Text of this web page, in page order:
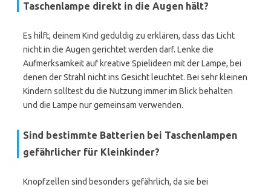
Taschenlampe direkt in die Augen hält?
Es hilft, deinem Kind geduldig zu erklären, dass das Licht
nicht in die Augen gerichtet werden darf. Lenke die
Aufmerksamkeit auf kreative Spielideen mit der Lampe, bei
denen der Strahl nicht ins Gesicht leuchtet. Bei sehr kleinen
Kindern solltest du die Nutzung immer im Blick behalten
und die Lampe nur gemeinsam verwenden.
Sind bestimmte Batterien bei Taschenlampen
gefährlicher für Kleinkinder?
Knopfzellen sind besonders gefährlich, da sie bei